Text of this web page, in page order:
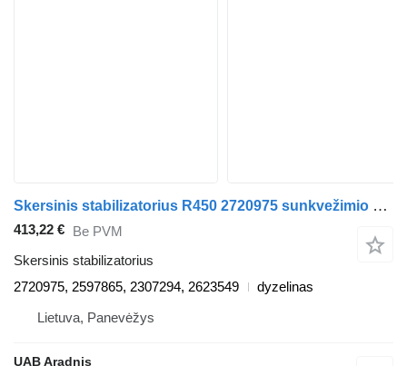
Skersinis stabilizatorius R450 2720975 sunkvežimio Scania L,P,G,R,S series
413,22 € Be PVM
Skersinis stabilizatorius
2720975, 2597865, 2307294, 2623549
dyzelinas
Lietuva, Panevėžys
UAB Aradnis